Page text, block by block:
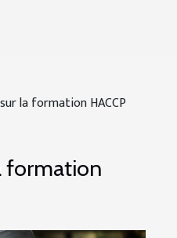
la formation HACCP
formation